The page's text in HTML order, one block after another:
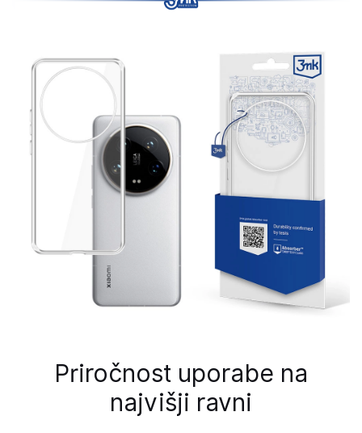
Priročnost uporabe na
najvišji ravni